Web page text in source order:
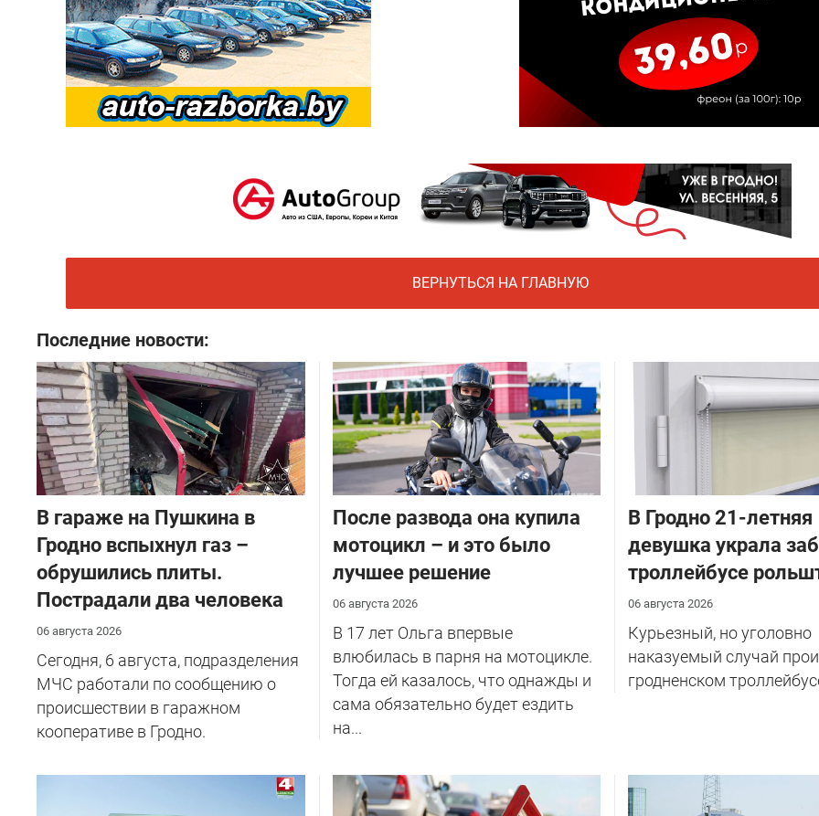
ВЕРНУТЬСЯ НА ГЛАВНУЮ
Последние новости:
В гараже на Пушкина в
Гродно вспыхнул газ –
обрушились плиты.
Пострадали два человека
06 августа 2026
Сегодня, 6 августа, подразделения
МЧС работали по сообщению о
происшествии в гаражном
кооперативе в Гродно.
После развода она купила
мотоцикл – и это было
лучшее решение
06 августа 2026
В 17 лет Ольга впервые
влюбилась в парня на мотоцикле.
Тогда ей казалось, что однажды и
сама обязательно будет ездить
на...
В Гродно 21-летняя
девушка украла
троллейбусе
06 августа 2026
Курьезный, но уголовно
наказуемый случай
гродненском